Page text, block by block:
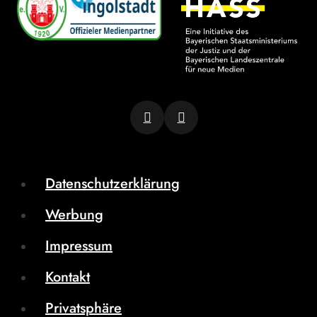
Datenschutzerklärung
Werbung
Impressum
Kontakt
Privatsphäre